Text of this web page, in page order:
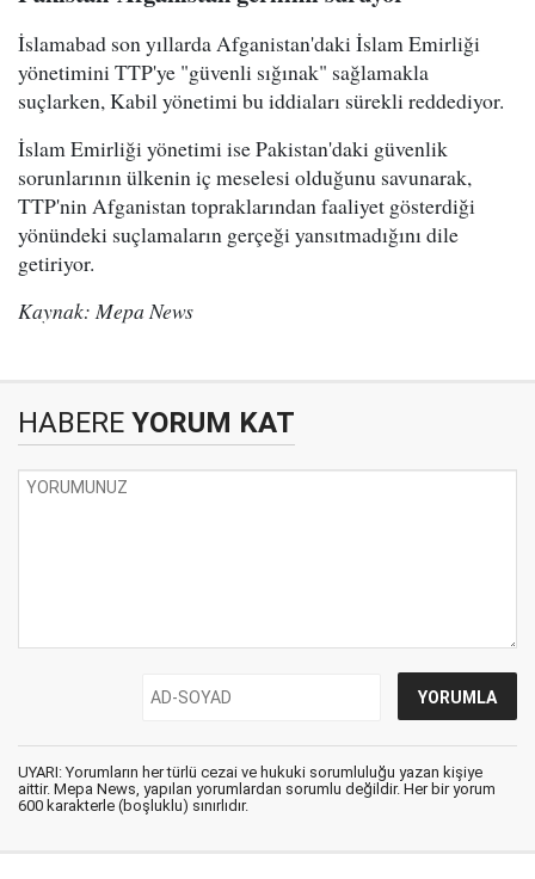
İslamabad son yıllarda Afganistan'daki İslam Emirliği
yönetimini TTP'ye "güvenli sığınak" sağlamakla
suçlarken, Kabil yönetimi bu iddiaları sürekli reddediyor.
İslam Emirliği yönetimi ise Pakistan'daki güvenlik
sorunlarının ülkenin iç meselesi olduğunu savunarak,
TTP'nin Afganistan topraklarından faaliyet gösterdiği
yönündeki suçlamaların gerçeği yansıtmadığını dile
getiriyor.
Kaynak: Mepa News
HABERE YORUM KAT
UYARI: Yorumların her türlü cezai ve hukuki sorumluluğu yazan kişiye
aittir. Mepa News, yapılan yorumlardan sorumlu değildir. Her bir yorum
600 karakterle (boşluklu) sınırlıdır.